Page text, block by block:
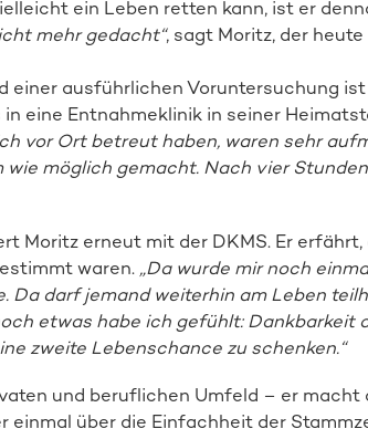
ein Leben retten kann, ist er
mehr gedacht“, sagt Moritz, der
ausführlichen Voruntersuchung
eine Entnahmeklinik in seiner
vor Ort betreut haben, waren sehr
möglich gemacht. Nach vier
Moritz erneut mit der DKMS. Er erfährt,
waren. „Da wurde mir noch
Da darf jemand weiterhin am Leben
etwas habe ich gefühlt: Dankbarkeit
zweite Lebenschance zu schenken.“
und beruflichen Umfeld – er macht
einmal über die Einfachheit der